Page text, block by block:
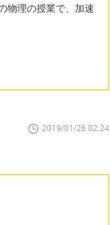
理の授業で、加速
2019/01/26 02:24